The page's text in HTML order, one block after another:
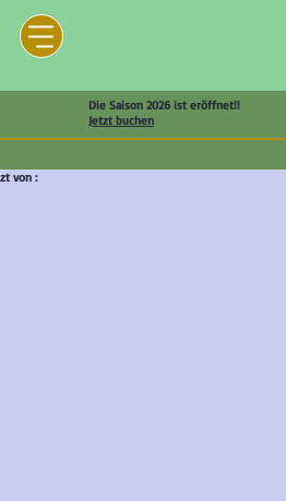
Die Saison 2026 ist eröffnet!!
Jetzt buchen
von :